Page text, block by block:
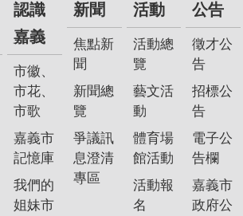
認識
嘉義
市徽、
市花、
市歌
嘉義市
記憶庫
我們的
姐妹市
新聞
焦點新
聞
新聞總
覽
爭議訊
息澄清
專區
活動
活動總
覽
藝文活
動
體育場
館活動
活動報
名
公告
徵才公
告
招標公
告
電子公
告欄
嘉義市
政府公